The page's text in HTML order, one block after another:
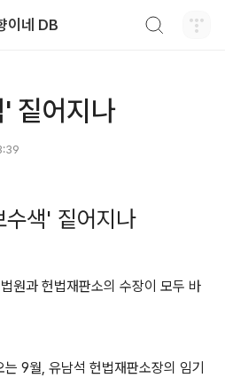
이네 DB
짙어지나
색' 짙어지나
원과 헌법재판소의 수장이 모두 바
9월, 유남석 헌법재판소장의 임기